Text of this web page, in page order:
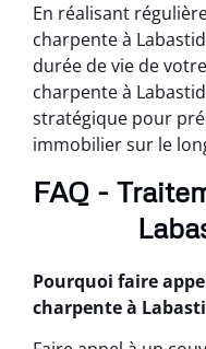
En réalisant
charpente à
durée de vie de
charpente à
stratégique pour
immobilier sur le
FAQ -
Pourquoi faire
charpente à